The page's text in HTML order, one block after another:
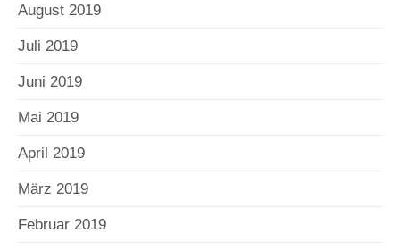
August 2019
Juli 2019
Juni 2019
Mai 2019
April 2019
März 2019
Februar 2019